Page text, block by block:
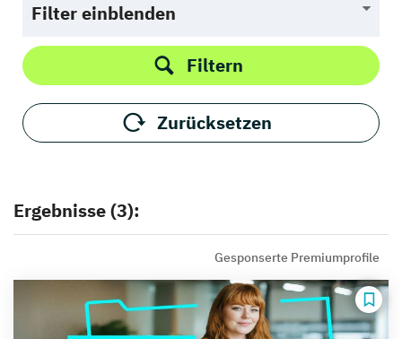
Filter einblenden
Filtern
Zurücksetzen
Ergebnisse (3):
Gesponserte Premiumprofile